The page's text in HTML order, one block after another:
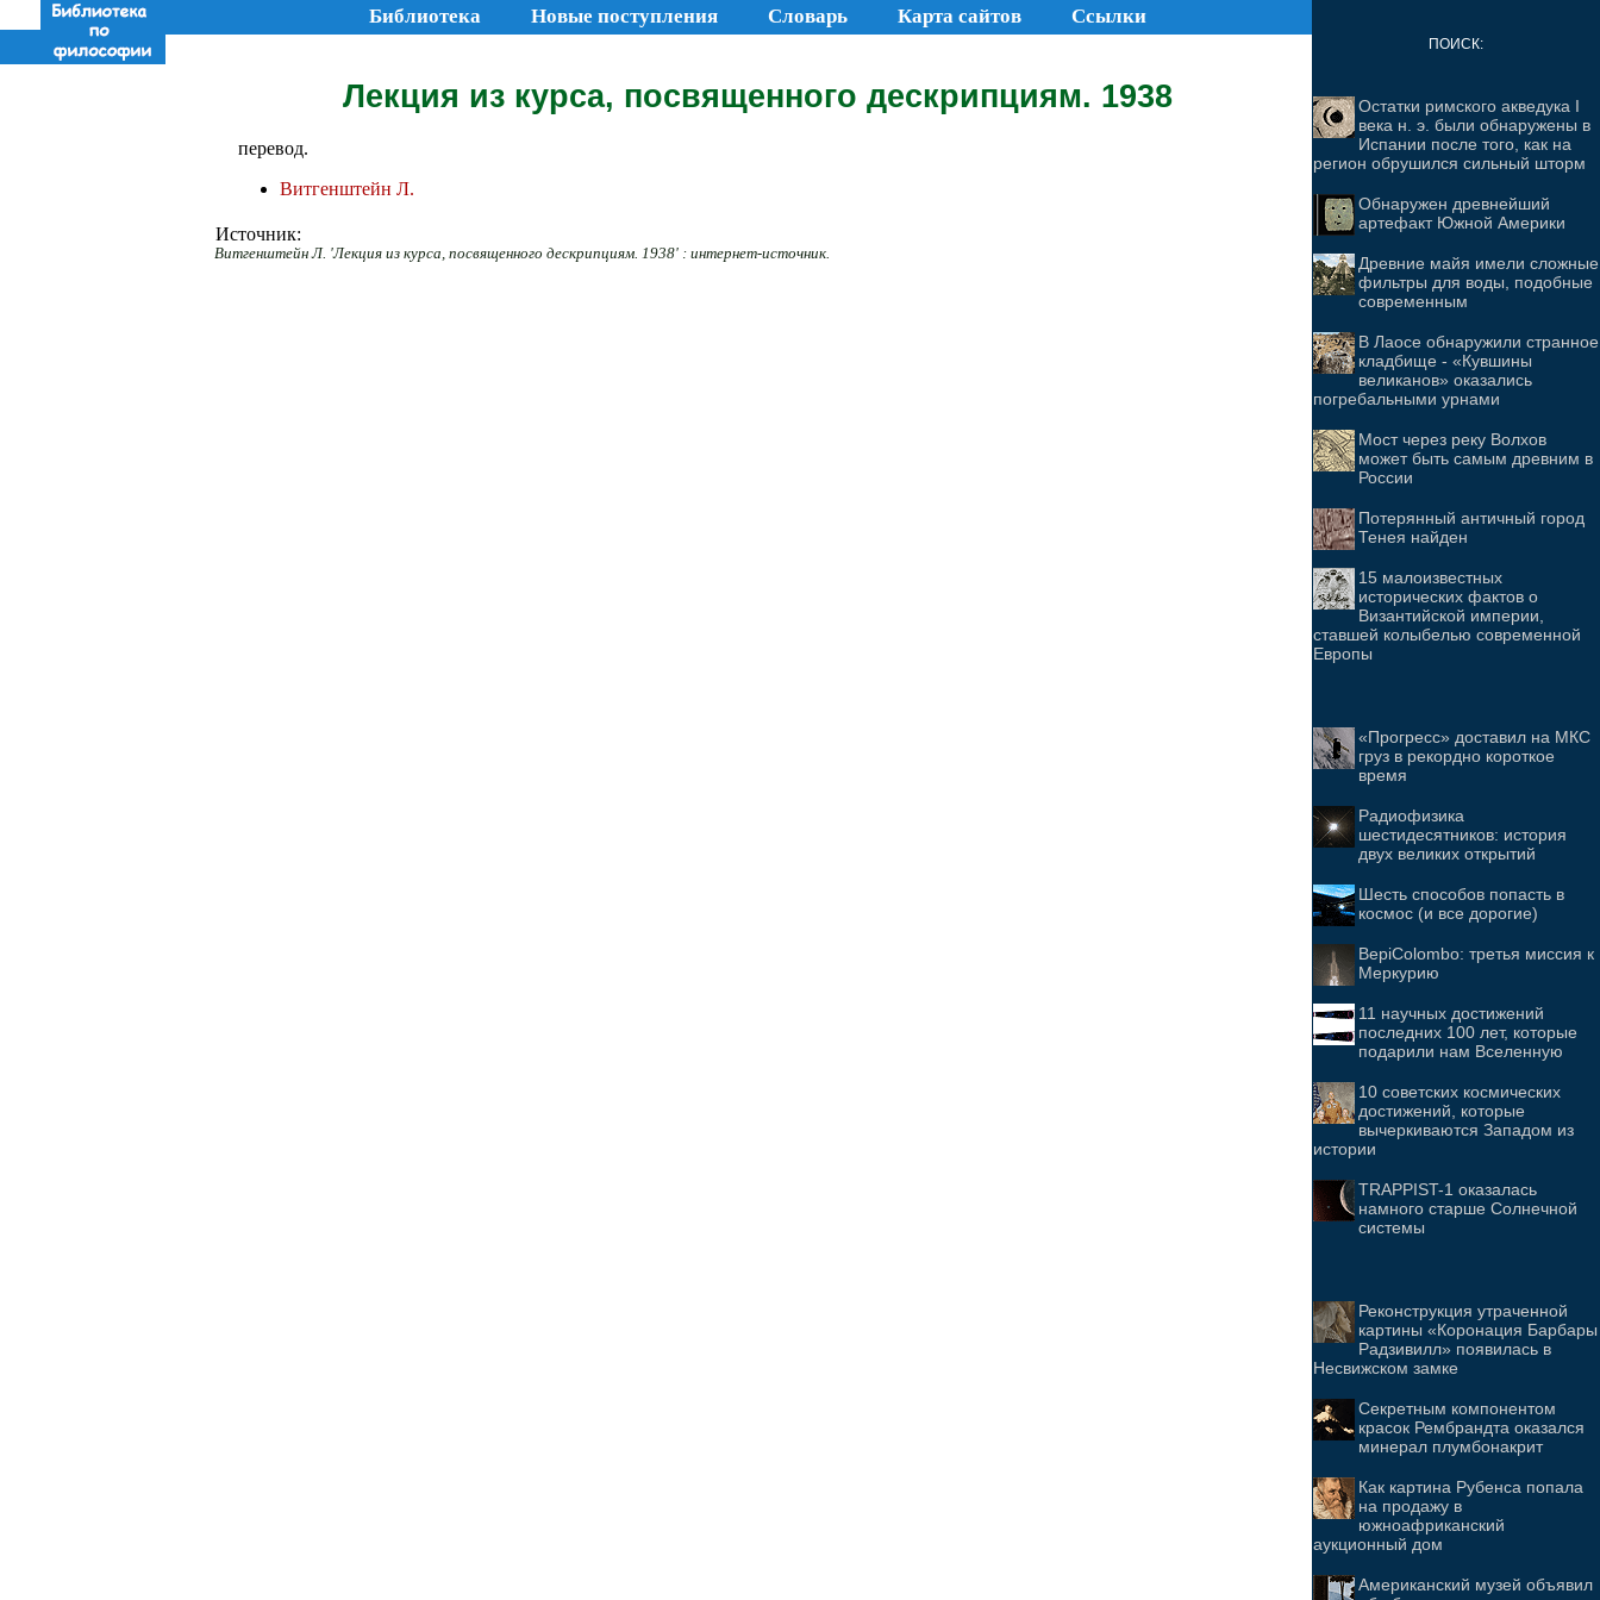
Библиотека Новые поступления Словарь Карта сайтов Ссылки
Лекция из курса, посвященного дескрипциям. 1938
перевод.
Витгенштейн Л.
Источник:
Витгенштейн Л. 'Лекция из курса, посвященного дескрипциям. 1938' : интернет-источник.
ПОИСК:
Остатки римского акведука I
века н. э. были обнаружены в
Испании после того, как на
регион обрушился сильный шторм
Обнаружен древнейший
артефакт Южной Америки
Древние майя имели сложные
фильтры для воды, подобные
современным
В Лаосе обнаружили странное
кладбище - «Кувшины
великанов» оказались
погребальными урнами
Мост через реку Волхов
может быть самым древним в
России
Потерянный античный город
Тенея найден
15 малоизвестных
исторических фактов о
Византийской империи,
ставшей колыбелью современной
Европы
«Прогресс» доставил на МКС
груз в рекордно короткое
время
Радиофизика
шестидесятников: история
двух великих открытий
Шесть способов попасть в
космос (и все дорогие)
BepiColombo: третья миссия к
Меркурию
11 научных достижений
последних 100 лет, которые
подарили нам Вселенную
10 советских космических
достижений, которые
вычеркиваются Западом из
истории
TRAPPIST-1 оказалась
намного старше Солнечной
системы
Реконструкция утраченной
картины «Коронация Барбары
Радзивилл» появилась в
Несвижском замке
Секретным компонентом
красок Рембрандта оказался
минерал плумбонакрит
Как картина Рубенса попала
на продажу в
южноафриканский
аукционный дом
Американский музей объявил